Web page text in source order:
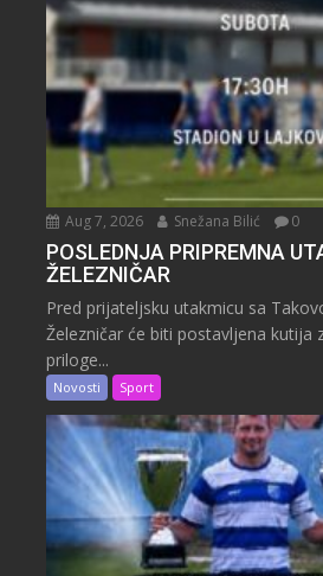
Aug 7, 2026 Snežana Bilić 0
POSLEDNJA PRIPREMNA
ŽELEZNIČAR
Pred prijateljsku utakmicu sa
Železničar će biti postavljena kutija
priloge...
Novosti Sport